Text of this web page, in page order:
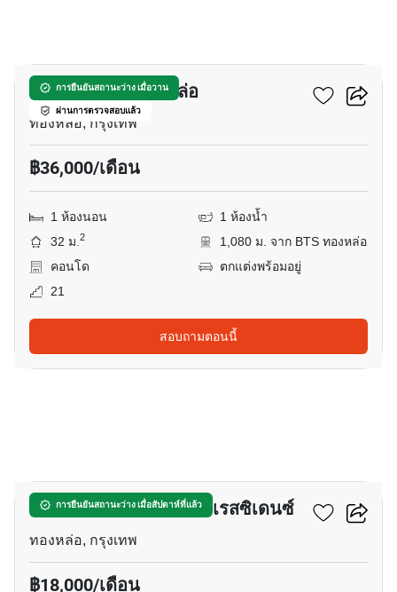
การยืนยันสถานะว่าง เมื่อวาน
ผ่านการตรวจสอบแล้ว
พาร์ค ออริจิ้น ทองหล่อ
ทองหล่อ, กรุงเทพ
฿36,000/เดือน
1 ห้องนอน
1 ห้องน้ำ
32 ม.2
1,080 ม. จาก BTS ทองหล่อ
คอนโด
ตกแต่งพร้อมอยู่
21
สอบถามตอนนี้
การยืนยันสถานะว่าง เมื่อสัปดาห์ที่แล้ว
เดอะ โคลเวอร์ ทองหล่อ เรสซิเดนซ์
ทองหล่อ, กรุงเทพ
฿18,000/เดือน